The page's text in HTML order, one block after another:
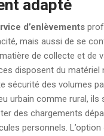
adapté
d’enlèvements
mais aussi de se
de collecte et de
disposent du matériel
sécurité des volumes
urbain comme rural, ils
des chargements
personnels.